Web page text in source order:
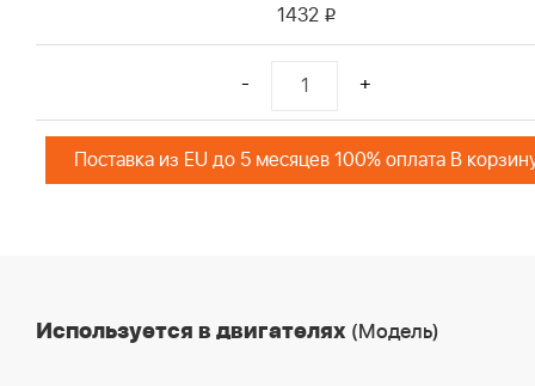
1432 i
- +
Поставка из EU до 5 месяцев 100% оплата В
Используется в двигателях (Модель)